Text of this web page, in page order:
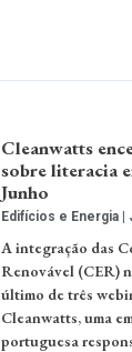
Cleanwatts
sobre literacia
Junho
Edifícios e Energia
A integração das
Renovável (CER)
último de três
Cleanwatts, uma
portuguesa